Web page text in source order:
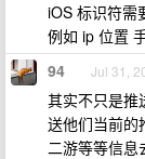
iOS 标识符需
例如 ip 位置
94 Jul 31,
其实不只是推
送他们当前的
二游等等信息